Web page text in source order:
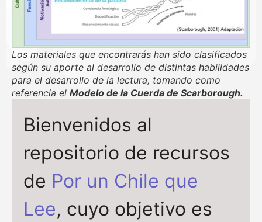
Bienvenidos al
repositorio de recursos
de Por un Chile que
Lee, cuyo objetivo es
Los materiales que encontrarás han sido clasificados
según su aporte al desarrollo de distintas habilidades
para el desarrollo de la lectura, tomando como
referencia el Modelo de la Cuerda de Scarborough.